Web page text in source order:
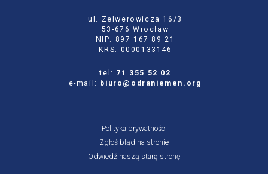
ul. Zelwerowicza 16/3
53-676 Wrocław
NIP: 897 167 89 21
KRS: 0000133146
tel: 71 355 52 02
e-mail:
biuro@odraniemen.org
Polityka prywatności
Zgłoś błąd na stronie
Odwiedź naszą starą stronę